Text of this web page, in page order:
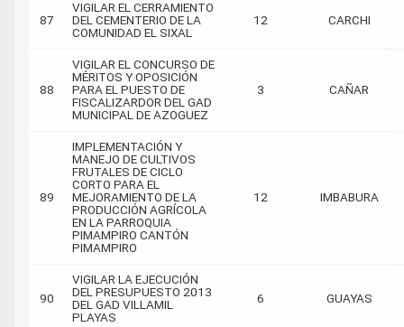
87
VIGILAR EL CERRAMIENTO
DEL CEMENTERIO DE LA
COMUNIDAD EL SIXAL
12 CARCHI
88
VIGILAR EL CONCURSO DE
MÉRITOS Y OPOSICIÓN
PARA EL PUESTO DE
FISCALIZARDOR DEL GAD
MUNICIPAL DE AZOGUEZ
3 CAÑAR
89
IMPLEMENTACIÓN Y
MANEJO DE CULTIVOS
FRUTALES DE CICLO
CORTO PARA EL
MEJORAMIENTO DE LA
PRODUCCIÓN AGRÍCOLA
EN LA PARROQUIA
PIMAMPIRO CANTÓN
PIMAMPIRO
12 IMBABURA
90
VIGILAR LA EJECUCIÓN
DEL PRESUPUESTO 2013
DEL GAD VILLAMIL
PLAYAS
6 GUAYAS